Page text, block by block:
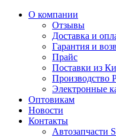
О компании
Отзывы
Доставка и
Гарантия и
Прайс
Поставки из
Производство
Электронные
Оптовикам
Новости
Контакты
Автозапчасти